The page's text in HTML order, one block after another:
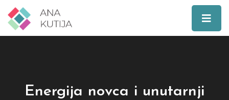
Energija novca i unutarnji